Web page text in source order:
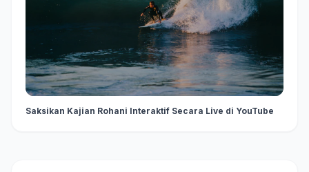
Saksikan Kajian Rohani Interaktif Secara Live di YouTube